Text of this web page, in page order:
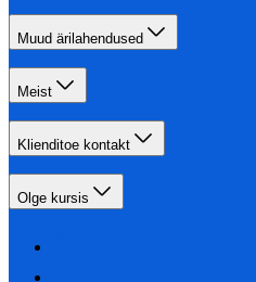
Muud ärilahendused
Meist
Klienditoe kontakt
Olge kursis